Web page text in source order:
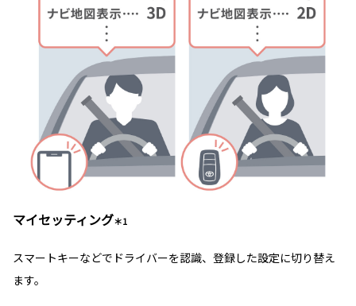
マイセッティング＊1
スマートキーなどでドライバーを認識、登録した設定に切り替え
ます。